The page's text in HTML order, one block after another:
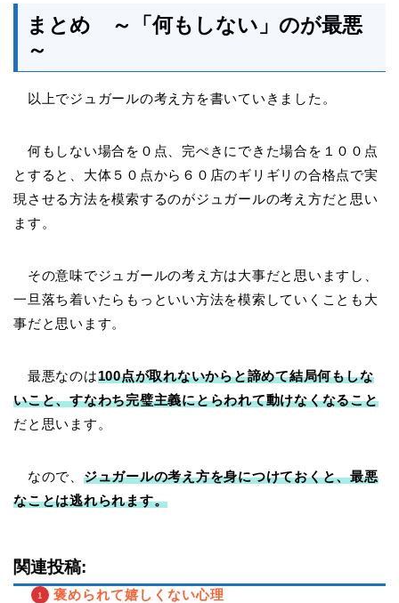
まとめ ～「何もしない」のが最悪
～
以上でジュガールの考え方を書いていきました。
何もしない場合を０点、完ぺきにできた場合を１００点
とすると、大体５０点から６０店のギリギリの合格点で実
現させる方法を模索するのがジュガールの考え方だと思い
ます。
その意味でジュガールの考え方は大事だと思いますし、
一旦落ち着いたらもっといい方法を模索していくことも大
事だと思います。
最悪なのは100点が取れないからと諦めて結局何もしな
いこと、すなわち完璧主義にとらわれて動けなくなること
だと思います。
なので、 ジュガールの考え方を身につけておくと、最悪
なことは逃れられます。
関連投稿:
褒められて嬉しくない心理